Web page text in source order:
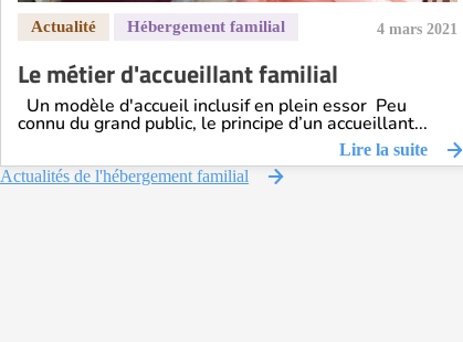
4 mars 2021
Le métier d'accueillant familial
Un modèle d'accueil inclusif en plein essor Peu
connu du grand public, le principe d’un accueillant...
Lire la suite
Actualités de l'hébergement familial